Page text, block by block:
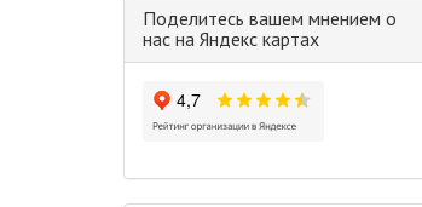
Поделитесь вашем мнением о
нас на Яндекс картах